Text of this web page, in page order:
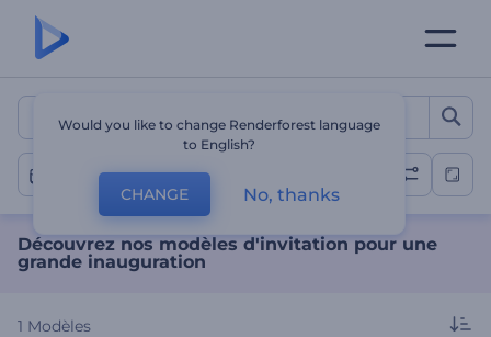
Découvrez nos modèles
Inauguration
Découvrez nos modèles d'invitation pour une
grande inauguration
1 Modèles
Would you like to change Renderforest language
to English?
CHANGE No, thanks